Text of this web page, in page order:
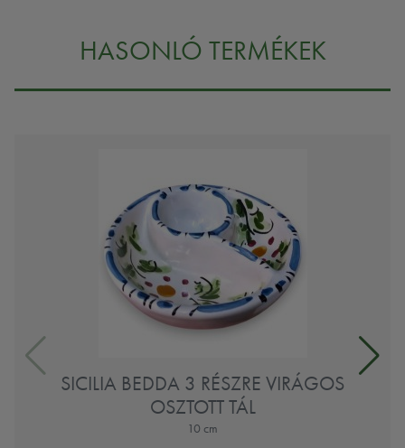
HASONLÓ TERMÉKEK
SICILIA BEDDA 3 RÉSZRE VIRÁGOS
OSZTOTT TÁL
10 cm